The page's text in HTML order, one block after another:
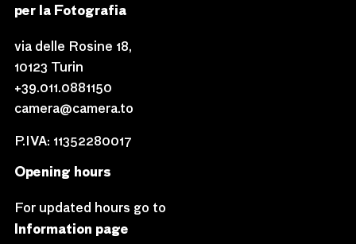
per la Fotografia
via delle Rosine 18,
10123 Turin
+39.011.0881150
camera@camera.to
P.IVA: 11352280017
Opening hours
For updated hours go to
Information page